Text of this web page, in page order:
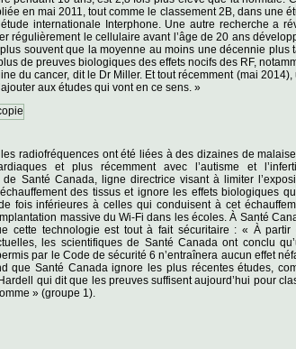
en mai 2011, tout comme le classement 2B, dans une
internationale Interphone. Une autre recherche a
régulièrement le cellulaire avant l’âge de 20 ans
souvent que la moyenne au moins une décennie plus
de preuves biologiques des effets nocifs des RF,
du cancer, dit le Dr Miller. Et tout récemment (mai 2014),
aux études qui vont en ce sens. »
radiofréquences ont été liées à des dizaines de
et plus récemment avec l’autisme et
Santé Canada, ligne directrice visant à limiter
des tissus et ignore les effets biologiques
fois inférieures à celles qui conduisent à cet
massive du Wi-Fi dans les écoles. À Santé
cette technologie est tout à fait sécuritaire : « À partir
les scientifiques de Santé Canada ont conclu
par le Code de sécurité 6 n’entraînera aucun effet
que Santé Canada ignore les plus récentes études,
qui dit que les preuves suffisent aujourd’hui pour
» (groupe 1).